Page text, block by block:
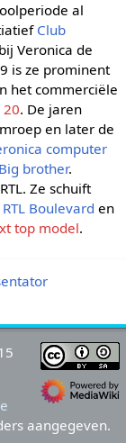
al
Club
Veronica de
is ze prominent
het commerciële
20. De jaren
en later de
computer
Big brother.
Ze schuift
RTL Boulevard en
top model.
aangegeven.